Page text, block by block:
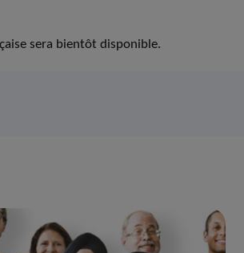
sera bientôt disponible.